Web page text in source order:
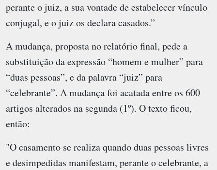
perante o juiz, a sua vontade de estabelecer vínculo
conjugal, e o juiz os declara casados.”
A mudança, proposta no relatório final, pede a
substituição da expressão “homem e mulher” para
“duas pessoas”, e da palavra “juiz” para
“celebrante”. A mudança foi acatada entre os 600
artigos alterados na segunda (1º). O texto ficou,
então:
"O casamento se realiza quando duas pessoas livres
e desimpedidas manifestam, perante o celebrante, a